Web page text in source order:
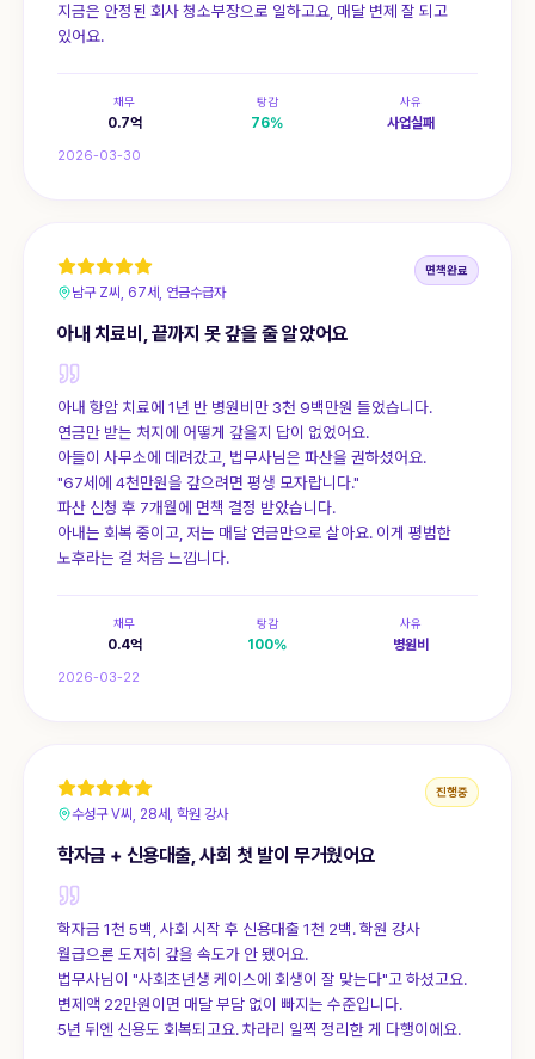
지금은 안정된 회사 청소부장으로 일하고요, 매달 변제 잘 되고
있어요.
채무
0.7억
탕감
76%
사유
사업실패
2026-03-30
남구 Z씨, 67세, 연금수급자
면책완료
아내 치료비, 끝까지 못 갚을 줄 알았어요
아내 항암 치료에 1년 반 병원비만 3천 9백만원 들었습니다.
연금만 받는 처지에 어떻게 갚을지 답이 없었어요.
아들이 사무소에 데려갔고, 법무사님은 파산을 권하셨어요.
"67세에 4천만원을 갚으려면 평생 모자랍니다."
파산 신청 후 7개월에 면책 결정 받았습니다.
아내는 회복 중이고, 저는 매달 연금만으로 살아요. 이게 평범한
노후라는 걸 처음 느낍니다.
채무
0.4억
탕감
100%
사유
병원비
2026-03-22
수성구 V씨, 28세, 학원 강사
진행중
학자금 + 신용대출, 사회 첫 발이 무거웠어요
학자금 1천 5백, 사회 시작 후 신용대출 1천 2백. 학원 강사
월급으론 도저히 갚을 속도가 안 됐어요.
법무사님이 "사회초년생 케이스에 회생이 잘 맞는다"고 하셨고요.
변제액 22만원이면 매달 부담 없이 빠지는 수준입니다.
5년 뒤엔 신용도 회복되고요. 차라리 일찍 정리한 게 다행이에요.